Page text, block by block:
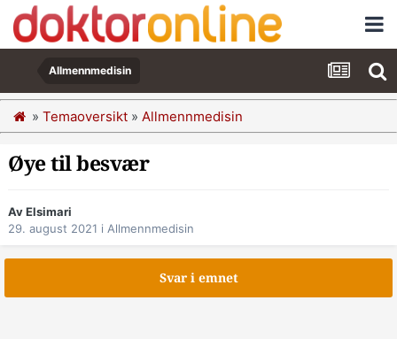
Allmennmedisin
» Temaoversikt » Allmennmedisin
Øye til besvær
Av Elsimari
29. august 2021 i Allmennmedisin
Svar i emnet